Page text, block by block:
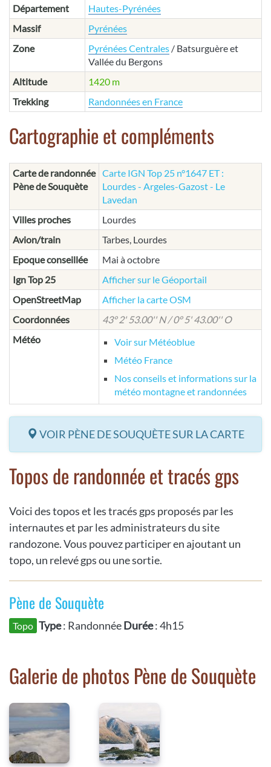
Département
Hautes-Pyrénées
Massif
Pyrénées
Zone
Pyrénées Centrales / Batsurguère et
Vallée du Bergons
Altitude
1420 m
Trekking
Randonnées en France
Cartographie et compléments
Carte de randonnée
Pène de Souquète
Carte IGN Top 25 n°1647 ET :
Lourdes - Argeles-Gazost - Le
Lavedan
Villes proches
Lourdes
Avion/train
Tarbes, Lourdes
Epoque conseillée
Mai à octobre
Ign Top 25
Afficher sur le Géoportail
OpenStreetMap
Afficher la carte OSM
Coordonnées
43° 2' 53.00'' N / 0° 5' 43.00'' O
Météo
Voir sur Météoblue
Météo France
Nos conseils et informations sur la
météo montagne et randonnées
VOIR PÈNE DE SOUQUÈTE SUR LA CARTE
Topos de randonnée et tracés gps
Voici des topos et les tracés gps proposés par les
internautes et par les administrateurs du site
randozone. Vous pouvez participer en ajoutant un
topo, un relevé gps ou une sortie.
Pène de Souquète
Topo Type: RandonnéeDurée: 4h15
Galerie de photos Pène de Souquète